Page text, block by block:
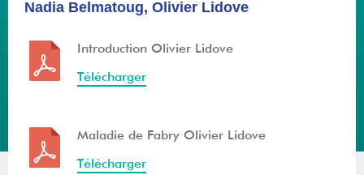
Nadia Belmatoug, Olivier Lidove
Introduction Olivier Lidove
Télécharger
Maladie de Fabry Olivier Lidove
Télécharger